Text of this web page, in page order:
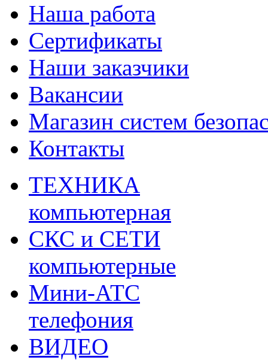
Наша работа
Сертификаты
Наши заказчики
Вакансии
Магазин систем
Контакты
ТЕХНИКА
компьютерная
СКС и СЕТИ
компьютерные
Мини-АТС
телефония
ВИДЕО